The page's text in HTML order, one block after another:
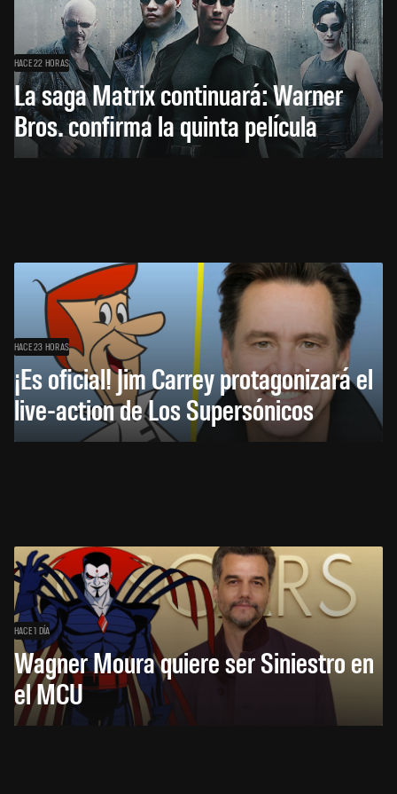
HACE 22 HORAS
La saga Matrix continuará: Warner
Bros. confirma la quinta película
HACE 23 HORAS
¡Es oficial! Jim Carrey protagonizará el
live-action de Los Supersónicos
HACE 1 DÍA
Wagner Moura quiere ser Siniestro en
el MCU